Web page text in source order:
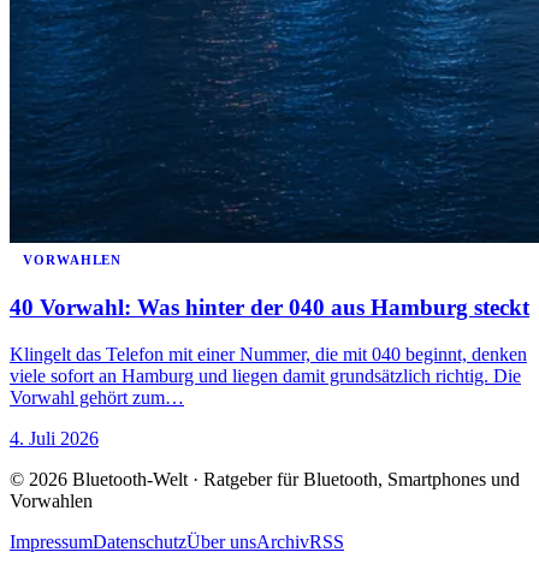
VORWAHLEN
40 Vorwahl: Was hinter der 040 aus Hamburg steckt
Klingelt das Telefon mit einer Nummer, die mit 040 beginnt, denken
viele sofort an Hamburg und liegen damit grundsätzlich richtig. Die
Vorwahl gehört zum…
4. Juli 2026
© 2026 Bluetooth-Welt · Ratgeber für Bluetooth, Smartphones und
Vorwahlen
ImpressumDatenschutzÜber unsArchivRSS